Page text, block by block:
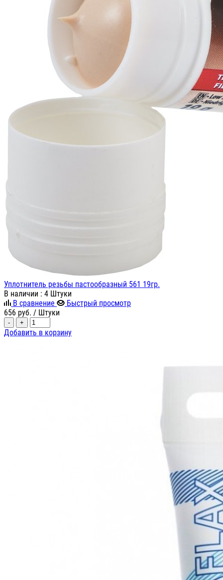
Уплотнитель резьбы пастообразный 561 19гр.
В наличии : 4 Штуки
В сравнение
Быстрый просмотр
656 руб. / Штуки
- +
Добавить в корзину